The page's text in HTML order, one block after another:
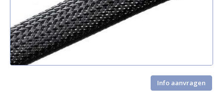
Info aanvragen